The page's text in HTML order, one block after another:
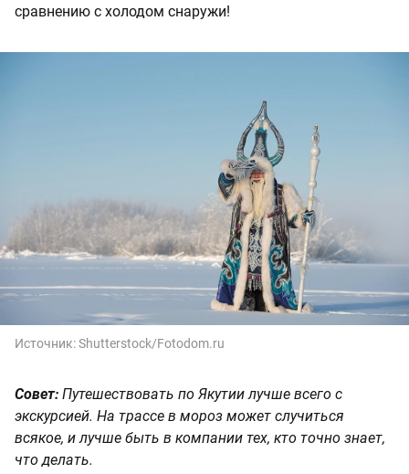
сравнению с холодом снаружи!
Источник:Shutterstock/Fotodom.ru
Совет: Путешествовать по Якутии лучше всего с
экскурсией. На трассе в мороз может случиться
всякое, и лучше быть в компании тех, кто точно знает,
что делать.